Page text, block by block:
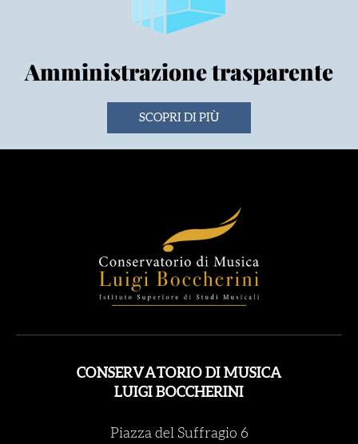
Amministrazione trasparente
SCOPRI DI PIÙ
CONSERVATORIO DI MUSICA
LUIGI BOCCHERINI
Piazza del Suffragio 6